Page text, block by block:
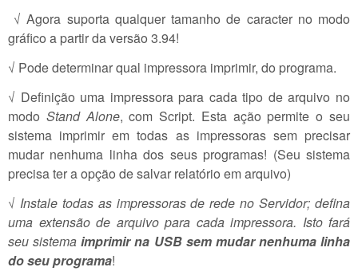
√ Agora suporta qualquer tamanho de caracter no modo
gráfico a partir da versão 3.94!
√ Pode determinar qual impressora imprimir, do programa.
√ Definição uma impressora para cada tipo de arquivo no
modo Stand Alone, com Script. Esta ação permite o seu
sistema imprimir em todas as impressoras sem precisar
mudar nenhuma linha dos seus programas! (Seu sistema
precisa ter a opção de salvar relatório em arquivo)
√ Instale todas as impressoras de rede no Servidor; defina
uma extensão de arquivo para cada impressora. Isto fará
seu sistemaimprimir na USB sem mudar nenhuma linha
do seu programa!